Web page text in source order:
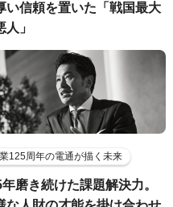
い信頼を置いた「戦国最大
人」
125周年の電通が描く未来
磨き続けた課題解決力。